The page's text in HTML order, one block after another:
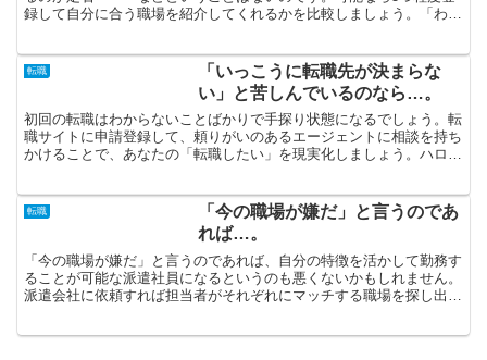
録して自分に合う職場を紹介してくれるかを比較しましょう。「わず
転職
「いっこうに転職先が決まらな
い」と苦しんでいるのなら…。
初回の転職はわからないことばかりで手探り状態になるでしょう。転
職サイトに申請登録して、頼りがいのあるエージェントに相談を持ち
かけることで、あなたの「転職したい」を現実化しましょう。ハロー
転職
「今の職場が嫌だ」と言うのであ
れば…。
「今の職場が嫌だ」と言うのであれば、自分の特徴を活かして勤務す
ることが可能な派遣社員になるというのも悪くないかもしれません。
派遣会社に依頼すれば担当者がそれぞれにマッチする職場を探し出し